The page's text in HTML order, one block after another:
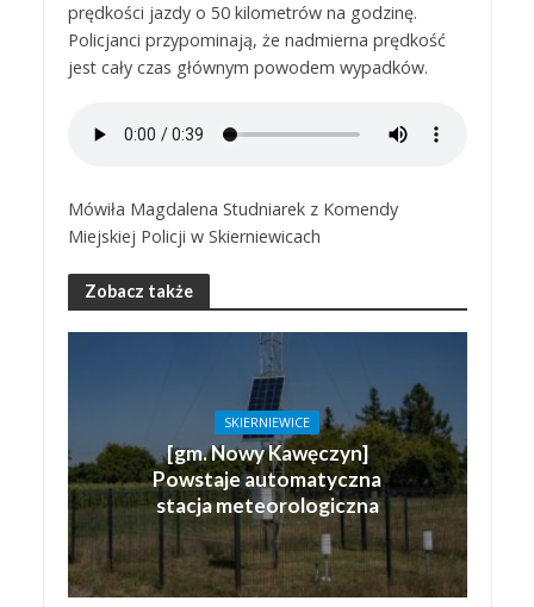
prędkości jazdy o 50 kilometrów na godzinę.
Policjanci przypominają, że nadmierna prędkość
jest cały czas głównym powodem wypadków.
Mówiła Magdalena Studniarek z Komendy
Miejskiej Policji w Skierniewicach
Zobacz także
SKIERNIEWICE
[gm. Nowy Kawęczyn]
Powstaje automatyczna
stacja meteorologiczna